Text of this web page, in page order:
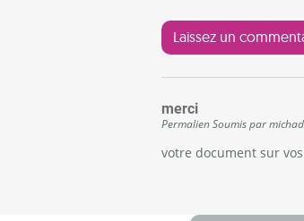
Laissez un
merci
PermalienSoumis par
votre document sur